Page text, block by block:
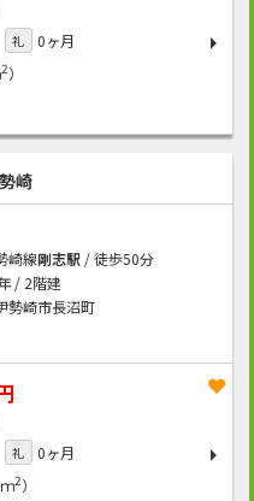
礼
0ヶ月
2）
崎
崎線剛志駅/ 徒歩50分
/ 2階建
勢崎市長沼町
礼
0ヶ月
2）